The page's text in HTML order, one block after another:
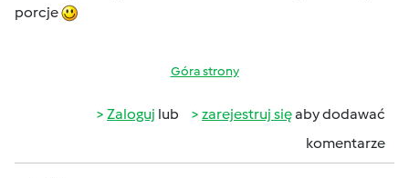
porcje
Góra strony
Zaloguj lub zarejestruj sięaby dodawać
komentarze